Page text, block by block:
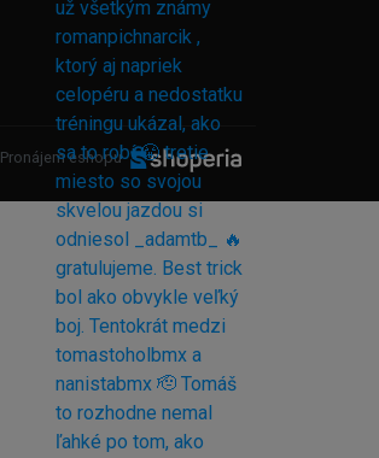
Pronájem eshopu